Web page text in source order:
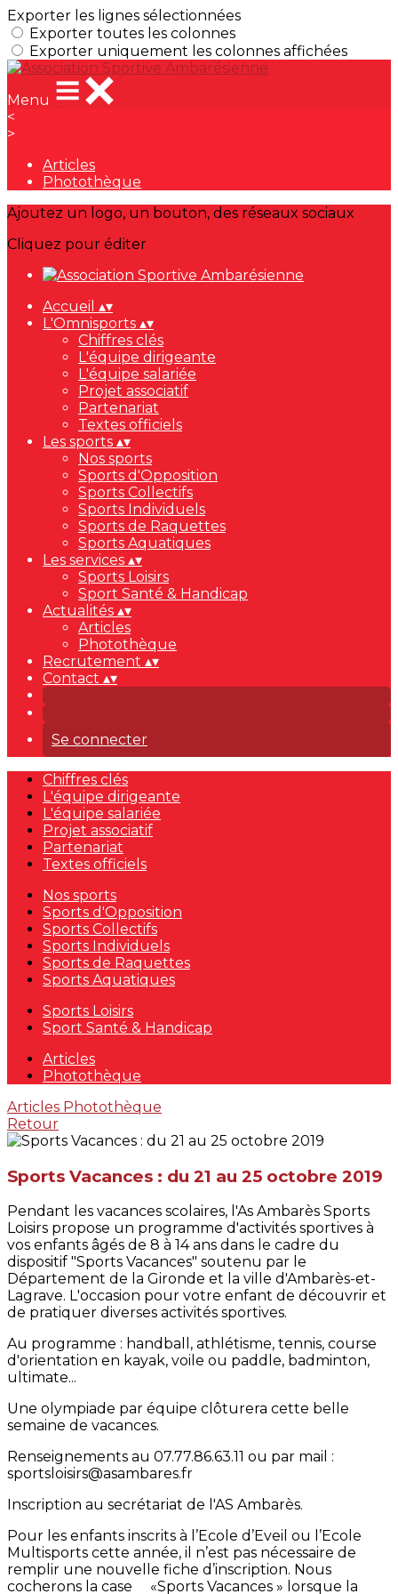
Exporter les lignes sélectionnées
Exporter toutes les colonnes
Exporter uniquement les colonnes affichées
Menu
<
>
Articles
Photothèque
Ajoutez un logo, un bouton, des réseaux sociaux
Cliquez pour éditer
Accueil ▴▾
L'Omnisports ▴▾
Chiffres clés
L'équipe dirigeante
L'équipe salariée
Projet associatif
Partenariat
Textes officiels
Les sports ▴▾
Nos sports
Sports d'Opposition
Sports Collectifs
Sports Individuels
Sports de Raquettes
Sports Aquatiques
Les services ▴▾
Sports Loisirs
Sport Santé & Handicap
Actualités ▴▾
Articles
Photothèque
Recrutement ▴▾
Contact ▴▾
Se connecter
Chiffres clés
L'équipe dirigeante
L'équipe salariée
Projet associatif
Partenariat
Textes officiels
Nos sports
Sports d'Opposition
Sports Collectifs
Sports Individuels
Sports de Raquettes
Sports Aquatiques
Sports Loisirs
Sport Santé & Handicap
Articles
Photothèque
Articles Photothèque
Retour
Sports Vacances : du 21 au 25 octobre 2019
Pendant les vacances scolaires, l'As Ambarès Sports
Loisirs propose un programme d'activités sportives à
vos enfants âgés de 8 à 14 ans dans le cadre du
dispositif "Sports Vacances" soutenu par le
Département de la Gironde et la ville d'Ambarès-et-
Lagrave. L'occasion pour votre enfant de découvrir et
de pratiquer diverses activités sportives.
Au programme : handball, athlétisme, tennis, course
d'orientation en kayak, voile ou paddle, badminton,
ultimate...
Une olympiade par équipe clôturera cette belle
semaine de vacances.
Renseignements au 07.77.86.63.11 ou par mail :
sportsloisirs@asambares.fr
Inscription au secrétariat de l'AS Ambarès.
Pour les enfants inscrits à l’Ecole d’Eveil ou l’Ecole
Multisports cette année, il n’est pas nécessaire de
remplir une nouvelle fiche d’inscription. Nous
cocherons la case «Sports Vacances » lorsque la